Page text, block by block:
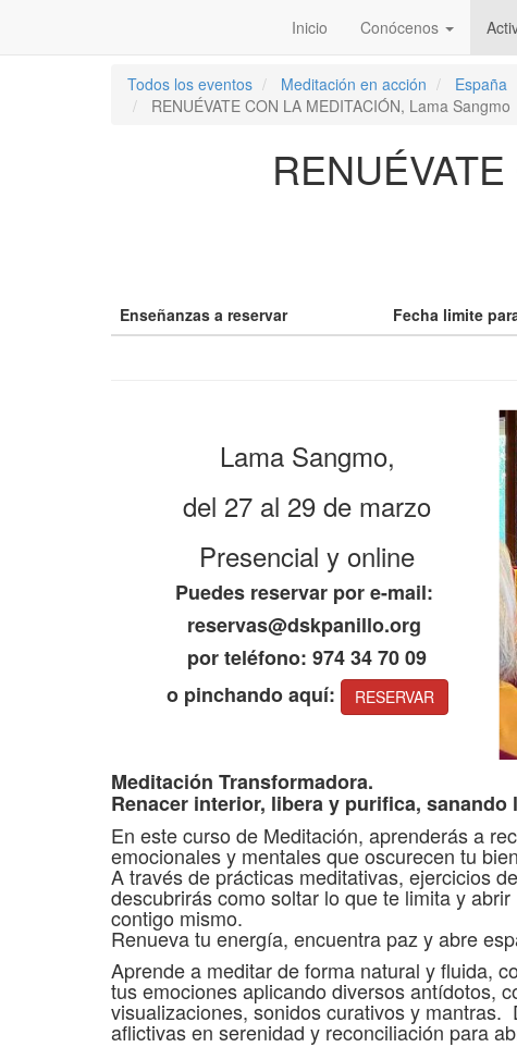
Inicio Conócenos
Todos los eventos Meditación en acción
España
RENUÉVATE CON LA MEDITACIÓN, Lama Sangmo
Enseñanzas a reservar Fecha limite
Lama Sangmo,
del 27 al 29 de marzo
Presencial y online
Puedes reservar por e-mail:
reservas@dskpanillo.org
por teléfono: 974 34 70 09
o pinchando aquí:
RESERVAR
Meditación Transformadora.
Renacer interior, libera y purifica,
En este curso de Meditación, aprenderás a
emocionales y mentales que oscurecen tu
A través de prácticas meditativas, ejercicios
descubrirás como soltar lo que te limita y
contigo mismo.
Renueva tu energía, encuentra paz y abre
Aprende a meditar de forma natural y fluida,
tus emociones aplicando diversos antídotos,
visualizaciones, sonidos curativos y mantras.
aflictivas en serenidad y reconciliación para